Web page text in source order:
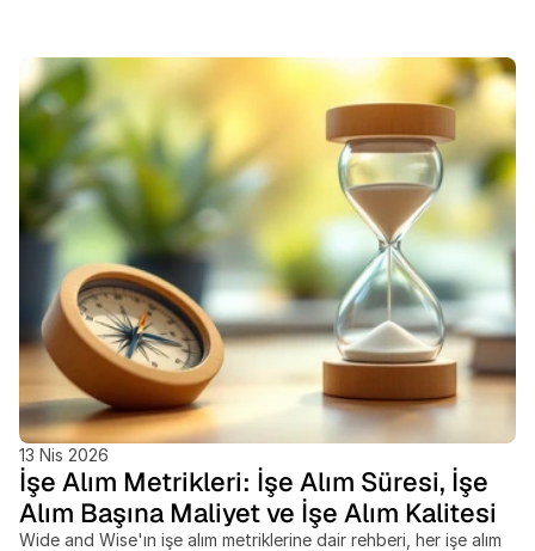
13 Nis 2026
İşe Alım Metrikleri: İşe Alım Süresi, İşe
Alım Başına Maliyet ve İşe Alım Kalitesi
Wide and Wise'ın işe alım metriklerine dair rehberi, her işe alım